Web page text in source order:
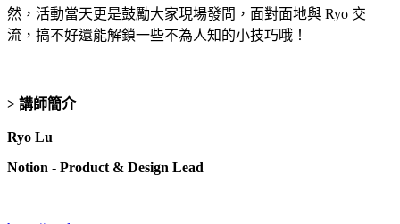
然，活動當天更是鼓勵大家現場發問，面對面地與 Ryo 交
流，搞不好還能解鎖一些不為人知的小技巧哦！
> 講師簡介
Ryo Lu
Notion - Product & Design Lead